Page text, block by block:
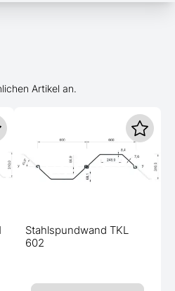
Artikel an.
Stahlspundwand TKL
602